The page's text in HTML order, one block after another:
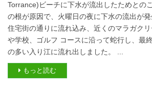
Torrance)ビーチに下水が流出したためとの
の根が原因で、火曜日の夜に下水の流出が
住宅街の通りに流れ込み、近くのマラガク
や学校、ゴルフ コースに沿って蛇行し、最
の多い入り江に流れ出しました。 ...
もっと読む